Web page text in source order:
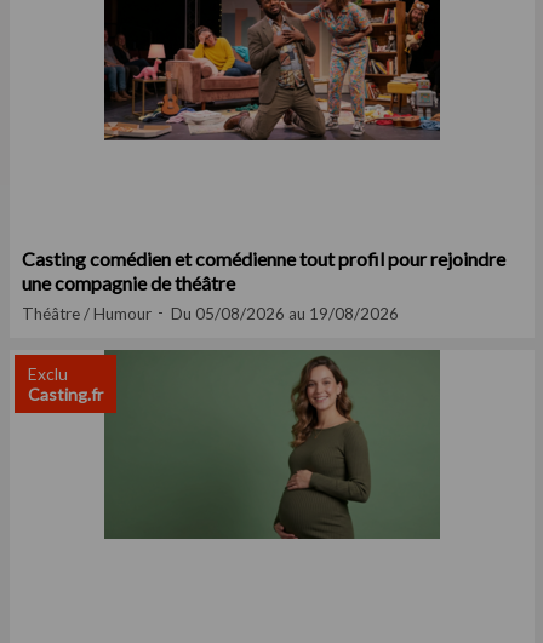
Casting comédien et comédienne tout profil pour rejoindre
une compagnie de théâtre
Théâtre / Humour Du 05/08/2026 au 19/08/2026
Exclu
Casting.fr